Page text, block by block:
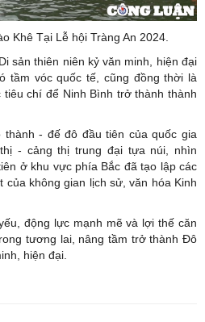
Khê Tại Lễ hội Tràng An 2024.
sản thiên niên kỷ văn minh, hiện đại
tầm vóc quốc tế, cũng đồng thời là
chí để Ninh Bình trở thành thành
- đế đô đầu tiên của quốc gia
- cảng thị trung đại tựa núi, nhìn
ở khu vực phía Bắc đã tạo lập các
không gian lịch sử, văn hóa Kinh
động lực mạnh mẽ và lợi thế căn
tương lai, nâng tầm trở thành Đô
hiện đại.